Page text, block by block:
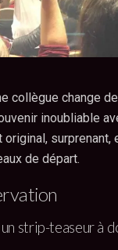
collègue change
inoubliable
original, surprenant,
de départ.
strip-teaseur à